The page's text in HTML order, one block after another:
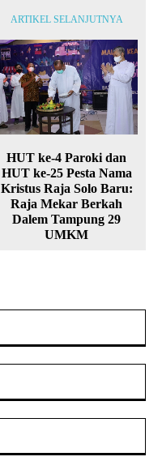
ARTIKEL SELANJUTNYA
HUT ke-4 Paroki dan
HUT ke-25 Pesta Nama
Kristus Raja Solo Baru:
Raja Mekar Berkah
Dalem Tampung 29
UMKM